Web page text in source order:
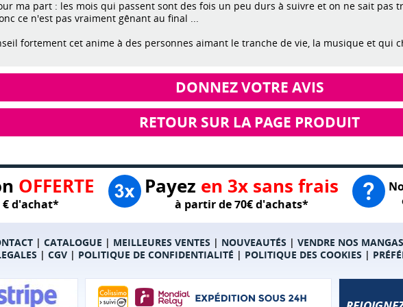
ma part : les mois qui passent sont des fois un peu durs à suivre et on ne sait pas
ce n'est pas vraiment gênant au final ...
fortement cet anime à des personnes aimant le tranche de vie, la musique et qui
DONNEZ VOTRE AVIS
RETOUR SUR LA PAGE PRODUIT
OFFERTE
€ d'achat*
Payez en 3x sans frais
à partir de 70€ d'achats*
| CATALOGUE | MEILLEURES VENTES | NOUVEAUTÉS | VENDRE NOS MANGAS
| CGV| POLITIQUE DE CONFIDENTIALITÉ | POLITIQUE DES COOKIES |